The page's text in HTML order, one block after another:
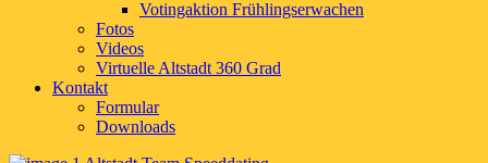
Votingaktion Frühlingserwachen
Fotos
Videos
Virtuelle Altstadt 360 Grad
Kontakt
Formular
Downloads